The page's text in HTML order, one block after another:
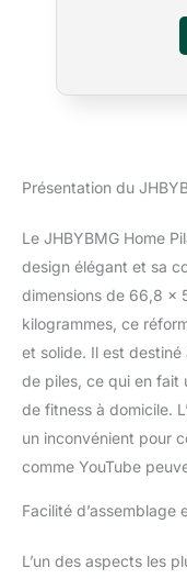
tapis
similaires aux
coûteuses à
professionnels
votre
**Trois
réformateur
jusqu'à 40,8
trois bandes
kg, chacune
pour une
permettant de
robuste** La
de notre
durable,
élément
Présentation du
Le JHBYBMG Home
design élégant et sa
dimensions de 66,8 x
kilogrammes, ce
et solide. Il est
de piles, ce qui en fait
de fitness à domicile.
un inconvénient pour
comme YouTube
Facilité d’assemblage
L’un des aspects les